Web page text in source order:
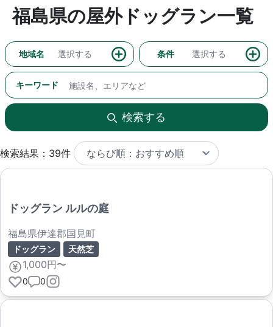
福島県の屋外ドッグラン一覧
地域名 選択する 条件 選択する
キーワード
検索する
検索結果：39件
ドッグラン ルルの庭
福島県伊達郡国見町
ドッグラン 天然芝
1,000円〜
0 0